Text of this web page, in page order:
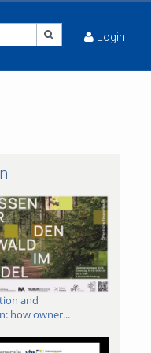
Login
and
how owner...